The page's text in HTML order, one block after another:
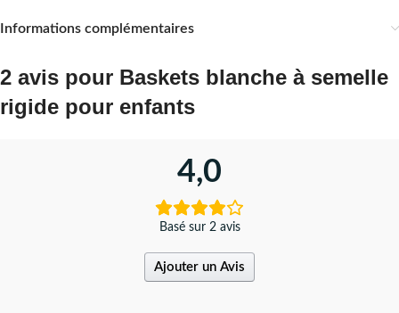
Informations complémentaires
2 avis pour Baskets blanche à semelle
rigide pour enfants
4,0
Basé sur 2 avis
Ajouter un Avis